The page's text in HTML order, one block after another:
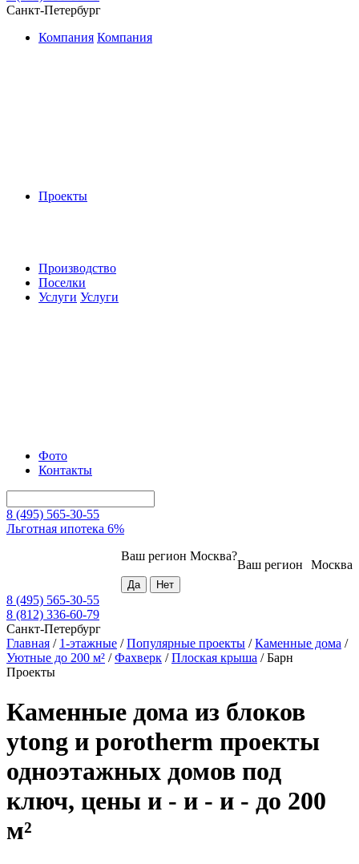
Санкт-Петербург
Компания Компания
Проекты
Производство
Поселки
Услуги Услуги
Фото
Контакты
8 (495) 565-30-55
Льготная ипотека 6%
Москва
Ваш регион
Ваш регион Москва?
8 (495) 565-30-55
8 (812) 336-60-79
Санкт-Петербург
Главная / 1-этажные /Популярные проекты /Каменные дома /
Уютные до 200 м² /Фахверк /Плоская крыша /Барн
Проекты
Каменные дома из блоков
ytong и porotherm проекты
одноэтажных домов под
ключ, цены и - и - и - до 200
м²